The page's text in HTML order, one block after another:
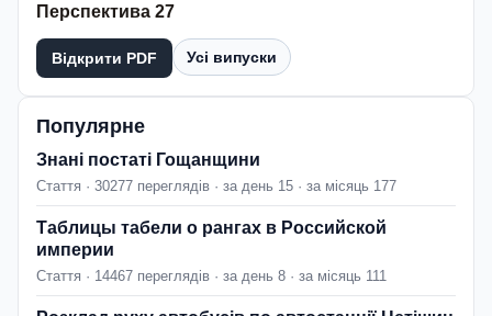
Перспектива 27
Відкрити PDF Усі випуски
Популярне
Знані постаті Гощанщини
Стаття · 30277 переглядів · за день 15 · за місяць 177
Таблицы табели о рангах в Российской
империи
Стаття · 14467 переглядів · за день 8 · за місяць 111